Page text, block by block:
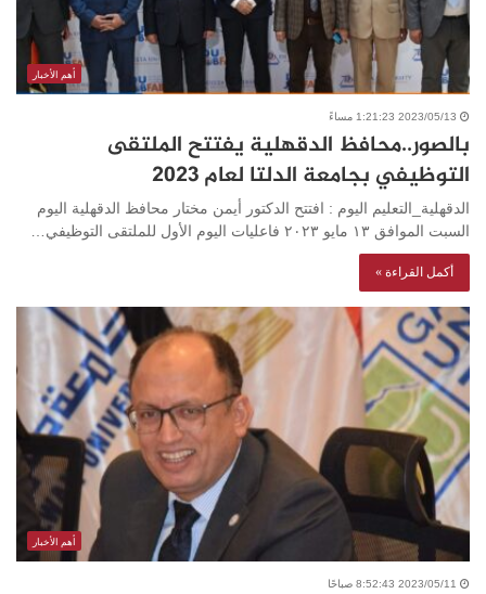
أهم الأخبار
2023/05/13 1:21:23 مساءً
بالصور..محافظ الدقهلية يفتتح الملتقى
التوظيفي بجامعة الدلتا لعام ٢٠٢٣
الدقهلية_التعليم اليوم : افتتح الدكتور أيمن مختار محافظ الدقهلية اليوم
السبت الموافق ١٣ مايو ٢٠٢٣ فاعليات اليوم الأول للملتقى التوظيفي…
أكمل القراءة »
أهم الأخبار
2023/05/11 8:52:43 صباحًا